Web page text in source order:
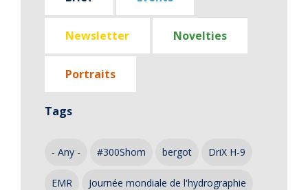
Newsletter Novelties
Portraits
Tags
- Any - #300Shom bergot DriX H-9
EMR Journée mondiale de l'hydrographie